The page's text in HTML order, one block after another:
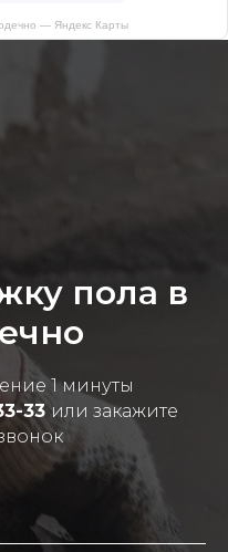
— Яндекс Карты
пола в
1 минуты
33 или закажите